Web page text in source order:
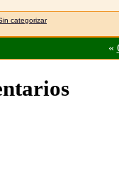
categorizar
«